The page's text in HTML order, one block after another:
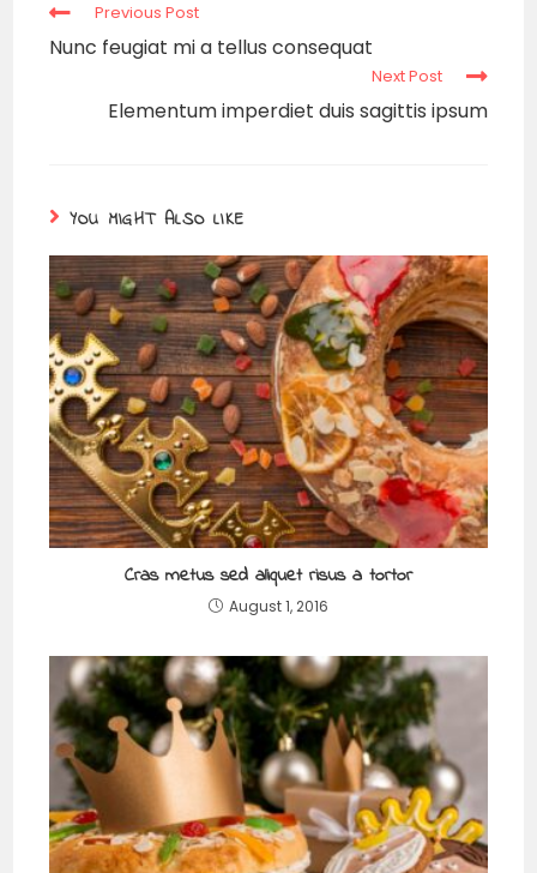
Previous Post
Nunc feugiat mi a tellus consequat
Next Post
Elementum imperdiet duis sagittis ipsum
YOU MIGHT ALSO LIKE
Cras metus sed aliquet risus a tortor
August 1, 2016